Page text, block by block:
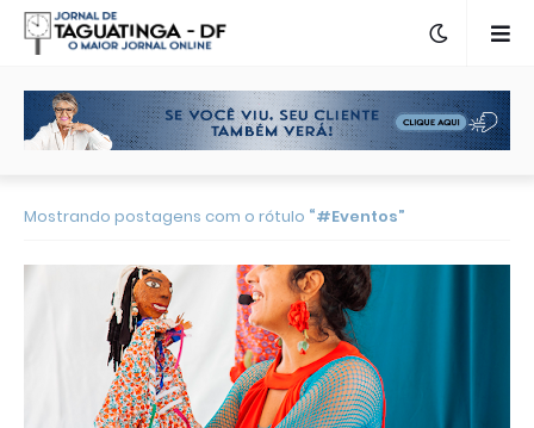
Mostrando postagens com o rótulo #Eventos